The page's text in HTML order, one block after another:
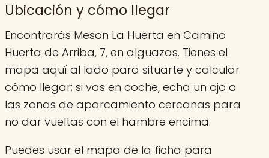
Ubicación y cómo llegar
Encontrarás Meson La Huerta en Camino
Huerta de Arriba, 7, en alguazas. Tienes el
mapa aquí al lado para situarte y calcular
cómo llegar; si vas en coche, echa un ojo a
las zonas de aparcamiento cercanas para
no dar vueltas con el hambre encima.
Puedes usar el mapa de la ficha para